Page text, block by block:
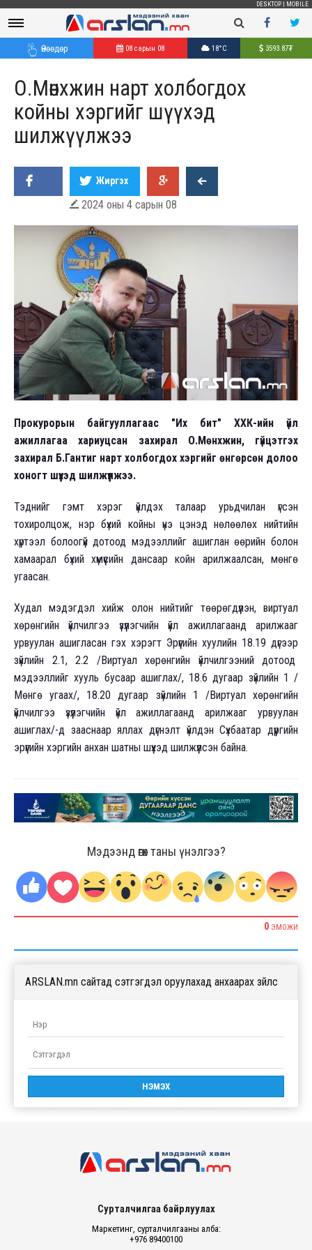
DESKTOP MOBILE
Өнөөдөр 08 сарын 08 18°C 3593.87₮
О.Мөнхжин нарт холбогдох
койны хэргийг шүүхэд
шилжүүлжээ
Жиргэх
 2024 оны 4 сарын 08
Прокурорын байгууллагаас "Их бит" ХХК-ийн үйл
ажиллагаа хариуцсан захирал О.Мөнхжин, гүйцэтгэх
захирал Б.Гантиг нарт холбогдох хэргийг өнгөрсөн долоо
хоногт шүүхэд шилжүүлжээ.
Тэднийг гэмт хэрэг үйлдэх талаар урьдчилан үгсэн
тохиролцож, нэр бүхий койны үнэ цэнэд нөлөөлөх нийтийн
хүртээл болоогүй дотоод мэдээллийг ашиглан өөрийн болон
хамаарал бүхий хүмүүсийн дансаар койн арилжаалсан, мөнгө
угаасан.
Худал мэдэгдэл хийж олон нийтийг төөрөгдүүлэн, виртуал
хөрөнгийн үйлчилгээ үзүүлэгчийн үйл ажиллагаанд арилжааг
урвуулан ашигласан гэх хэрэгт Эрүүгийн хуулийн 18.19 дүгээр
зүйлийн 2.1, 2.2 /Виртуал хөрөнгийн үйлчилгээний дотоод
мэдээллийг хууль бусаар ашиглах/, 18.6 дугаар зүйлийн 1 /
Мөнгө угаах/, 18.20 дугаар зүйлийн 1 /Виртуал хөрөнгийн
үйлчилгээ үзүүлэгчийн үйл ажиллагаанд арилжааг урвуулан
ашиглах/-д зааснаар яллах дүгнэлт үйлдэн Сүхбаатар дүүргийн
эрүүгийн хэргийн анхан шатны шүүхэд шилжүүлсэн байна.
Мэдээнд өгөх таны үнэлгээ?
0 ЭМОЖИ
ARSLAN.mn сайтад сэтгэгдэл оруулахад анхаарах зүйлс
Сурталчилгаа байрлуулах
Маркетинг, сурталчилгааны алба:
+976 89400100